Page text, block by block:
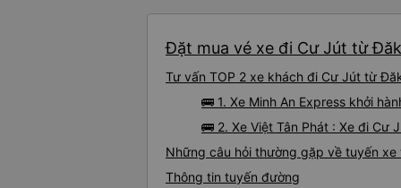
Đặt mua vé xe đi Cư Jút từ
Tư vấn TOP 2 xe khách đi Cư Jút từ
🚌 1. Xe Minh An Express khởi
🚌 2. Xe Việt Tân Phát : Xe đi
Những câu hỏi thường gặp về tuyến
Thông tin tuyến đường